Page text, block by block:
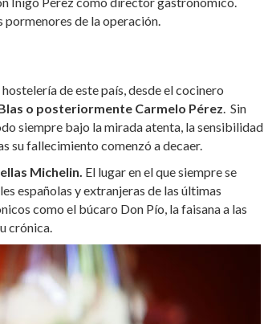
de la operación.
de este país, desde el cocinero
o posteriormente Carmelo Pérez. Sin
siempre bajo la mirada atenta, la sensibilidad
su fallecimiento comenzó a decaer.
Michelin. El lugar en el que siempre se
españolas y extranjeras de las últimas
como el búcaro Don Pío, la faisana a las
crónica.